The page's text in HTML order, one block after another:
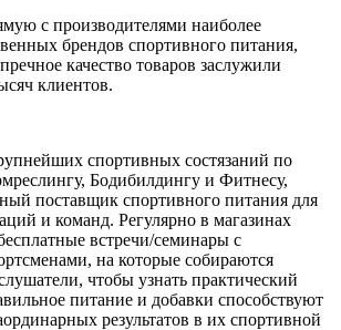
с производителями наиболее
брендов спортивного питания,
качество товаров заслужили
клиентов.
спортивных состязаний по
Бодибилдингу и Фитнесу,
поставщик спортивного питания для
и команд. Регулярно в магазинах
встречи/семинары с
на которые собираются
чтобы узнать практический
питание и добавки способствуют
результатов в их спортивной